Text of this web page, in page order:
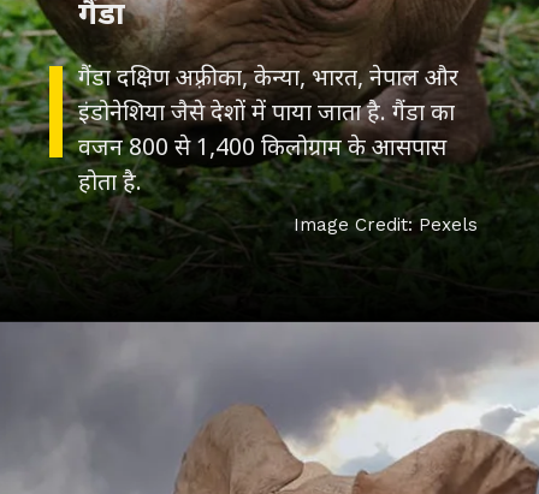
गैंडा दक्षिण अफ़्रीका, केन्या, भारत, नेपाल और
इंडोनेशिया जैसे देशों में पाया जाता है. गैंडा का
वजन 800 से 1,400 किलोग्राम के आसपास
होता है.
गैंडा
Image Credit: Pexels